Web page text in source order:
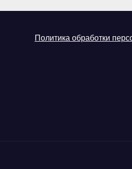
Политика обработки